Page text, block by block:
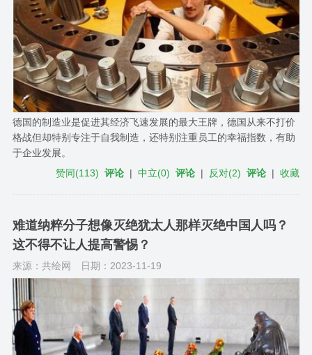
德国的制造业是促进其经济飞速发展的最大王牌，德国从来不打价
格战但却特别专注于自我制造，还特别注重员工的幸福指数，有助
于企业发展。
赞同(113) 评论 |中立(0) 评论 | 反对(2) 评论 |收藏
难道纳粹分子想像灭绝犹太人那样灭绝中国人吗？
这不得不让人提高警惕？
来源：共绘网 日期：2023-11-19